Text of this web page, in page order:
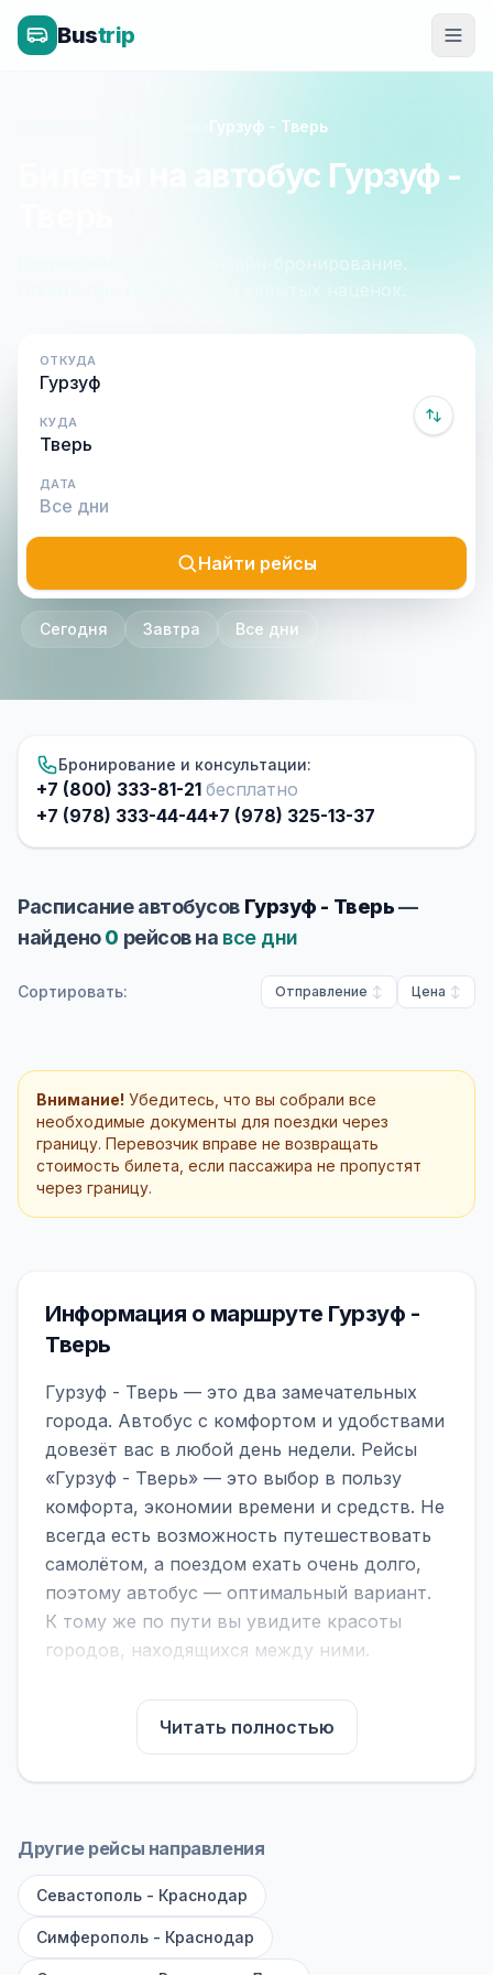
Bustrip
Гурзуф - Тверь
Билеты на автобус Гурзуф -
Расписание, цены и онлайн-бронирование.
Оплата при посадке, без скрытых наценок.
ОТКУДА
КУДА
ДАТА
Найти рейсы
Сегодня Завтра Все дни
Бронирование и консультации:
+7 (800) 333-81-21 бесплатно
+7 (978) 333-44-44+7 (978) 325-13-37
Расписание автобусов Гурзуф - Тверь—
найдено0 рейсов на все дни
Сортировать: Отправление Цена
Внимание! Убедитесь, что вы собрали все
необходимые документы для поездки через
границу. Перевозчик вправе не возвращать
стоимость билета, если пассажира не пропустят
через границу.
Информация о маршруте Гурзуф -
Тверь
Гурзуф - Тверь — это два замечательных
города. Автобус с комфортом и удобствами
довезёт вас в любой день недели. Рейсы
«Гурзуф - Тверь» — это выбор в пользу
комфорта, экономии времени и средств. Не
всегда есть возможность путешествовать
самолётом, а поездом ехать очень долго,
поэтому автобус — оптимальный вариант.
К тому же по пути вы увидите красоты
городов, находящихся между ними.
На нашем сайте вы можете найти
расписание автобусов Гурзуф - Тверь,
сравнить рейсы и выбрать подходящий.
Если важна скорость — обратите внимание
комфорт — выбирайте большие автобусы
дорога ощущается меньше.
По маршруту предусмотрены остановки:
Читать полностью
Другие рейсы направления
Севастополь - Краснодар
Симферополь - Краснодар